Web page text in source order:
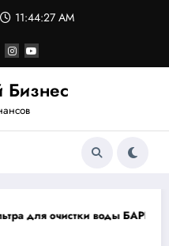
11:44:28 AM
Бизнес
воды БАРЬЕР ЭКСПЕРТ Слим